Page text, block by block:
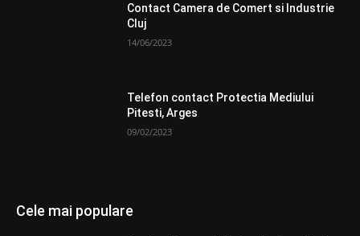
Contact Camera de Comert si Industrie
Cluj
14/06/2023
Telefon contact Protectia Mediului
Pitesti, Arges
09/02/2023
Cele mai populare